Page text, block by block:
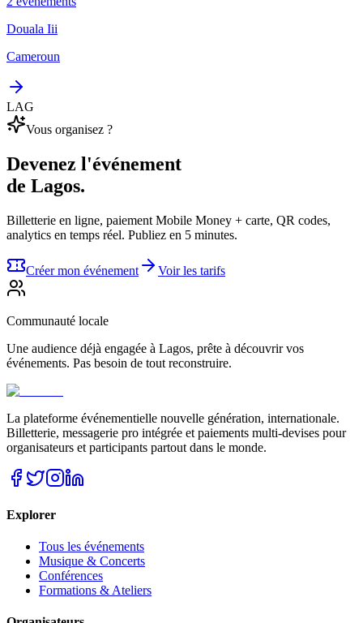
Douala Iii
Cameroun
LAG
Vous organisez ?
Devenez l'événement
de Lagos.
Billetterie en ligne, paiement Mobile Money + carte, QR codes,
analytics en temps réel. Publiez en 5 minutes.
Créer mon événement Voir les tarifs
Communauté locale
Une audience déjà engagée à Lagos, prête à découvrir vos
événements. Pas besoin de tout reconstruire.
La plateforme événementielle nouvelle génération, internationale.
Billetterie, messagerie pro intégrée et paiements multi-devises pour
organisateurs et participants partout dans le monde.
Explorer
Tous les événements
Musique & Concerts
Conférences
Formations & Ateliers